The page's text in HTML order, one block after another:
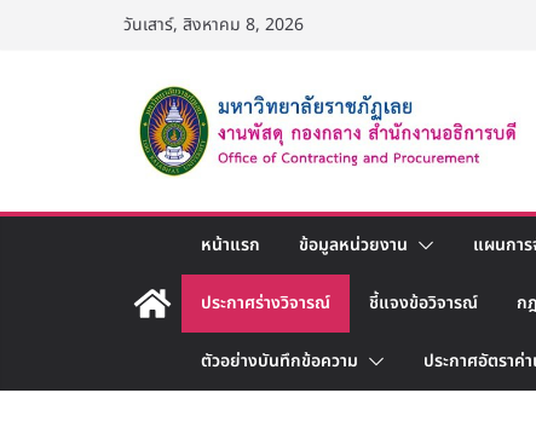
วันเสาร์, สิงหาคม 8, 2026
หน้าแรก ข้อมูลหน่วยงาน แผนกา
ประกาศร่างวิจารณ์ ชี้แจงข้อวิจารณ์ ก
ตัวอย่างบันทึกข้อความ ประกาศอัตราค่